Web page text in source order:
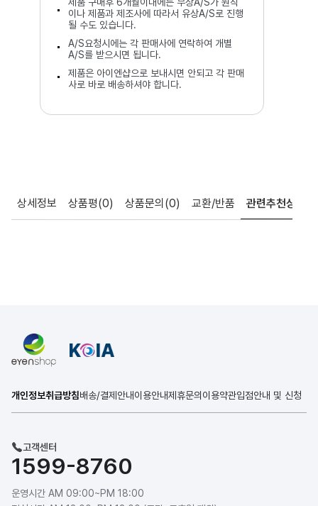
이나 제품과 제조사에 따라서 유상A/S로 진행
될 수도 있습니다.
A/S요청시에는 각 판매사에 연락하여 개별
A/S를 받으시면 됩니다.
제품은 아이엔샵으로 보내시면 안되고 각 판매
사로 바로 배송하셔야 합니다.
상세정보 상품평(0) 상품문의 (0) 교환/반품 관련추천상품
개인정보취급방침배송/결제안내이용안내제휴문의 이용약관입점안내 및 신청
고객센터
1599-8760
운영시간 AM 09:00~PM 18:00